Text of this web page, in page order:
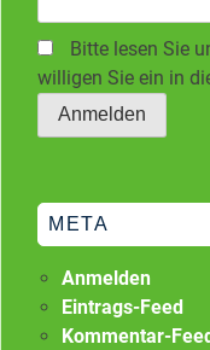
Bitte lesen Sie
willigen Sie ein in
META
Anmelden
Eintrags-Feed
Kommentar-